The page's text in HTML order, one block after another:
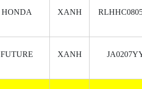
HONDA XANH
FUTURE XANH